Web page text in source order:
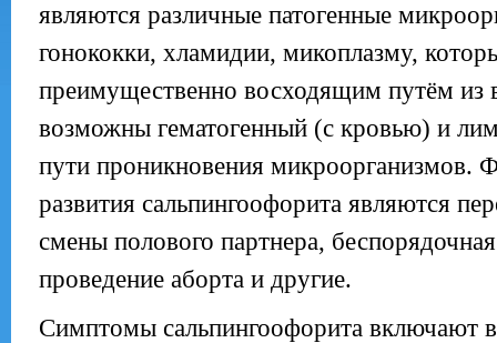
являются различные патогенные
гонококки, хламидии, микоплазму,
преимущественно восходящим путём из
возможны гематогенный (с кровью) и
пути проникновения микроорганизмов.
развития сальпингоофорита являются
смены полового партнера,
проведение аборта и другие.
Симптомы сальпингоофорита включают